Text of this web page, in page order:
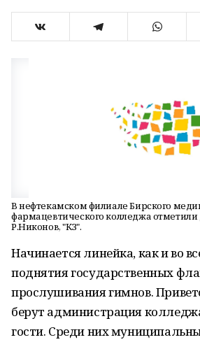
В нефтекамском филиале Бирского
фармацевтического колледжа
Р.Никонов, "КЗ".
Начинается линейка, как и во
поднятия государственных
прослушивания гимнов.
берут администрация
гости. Среди них